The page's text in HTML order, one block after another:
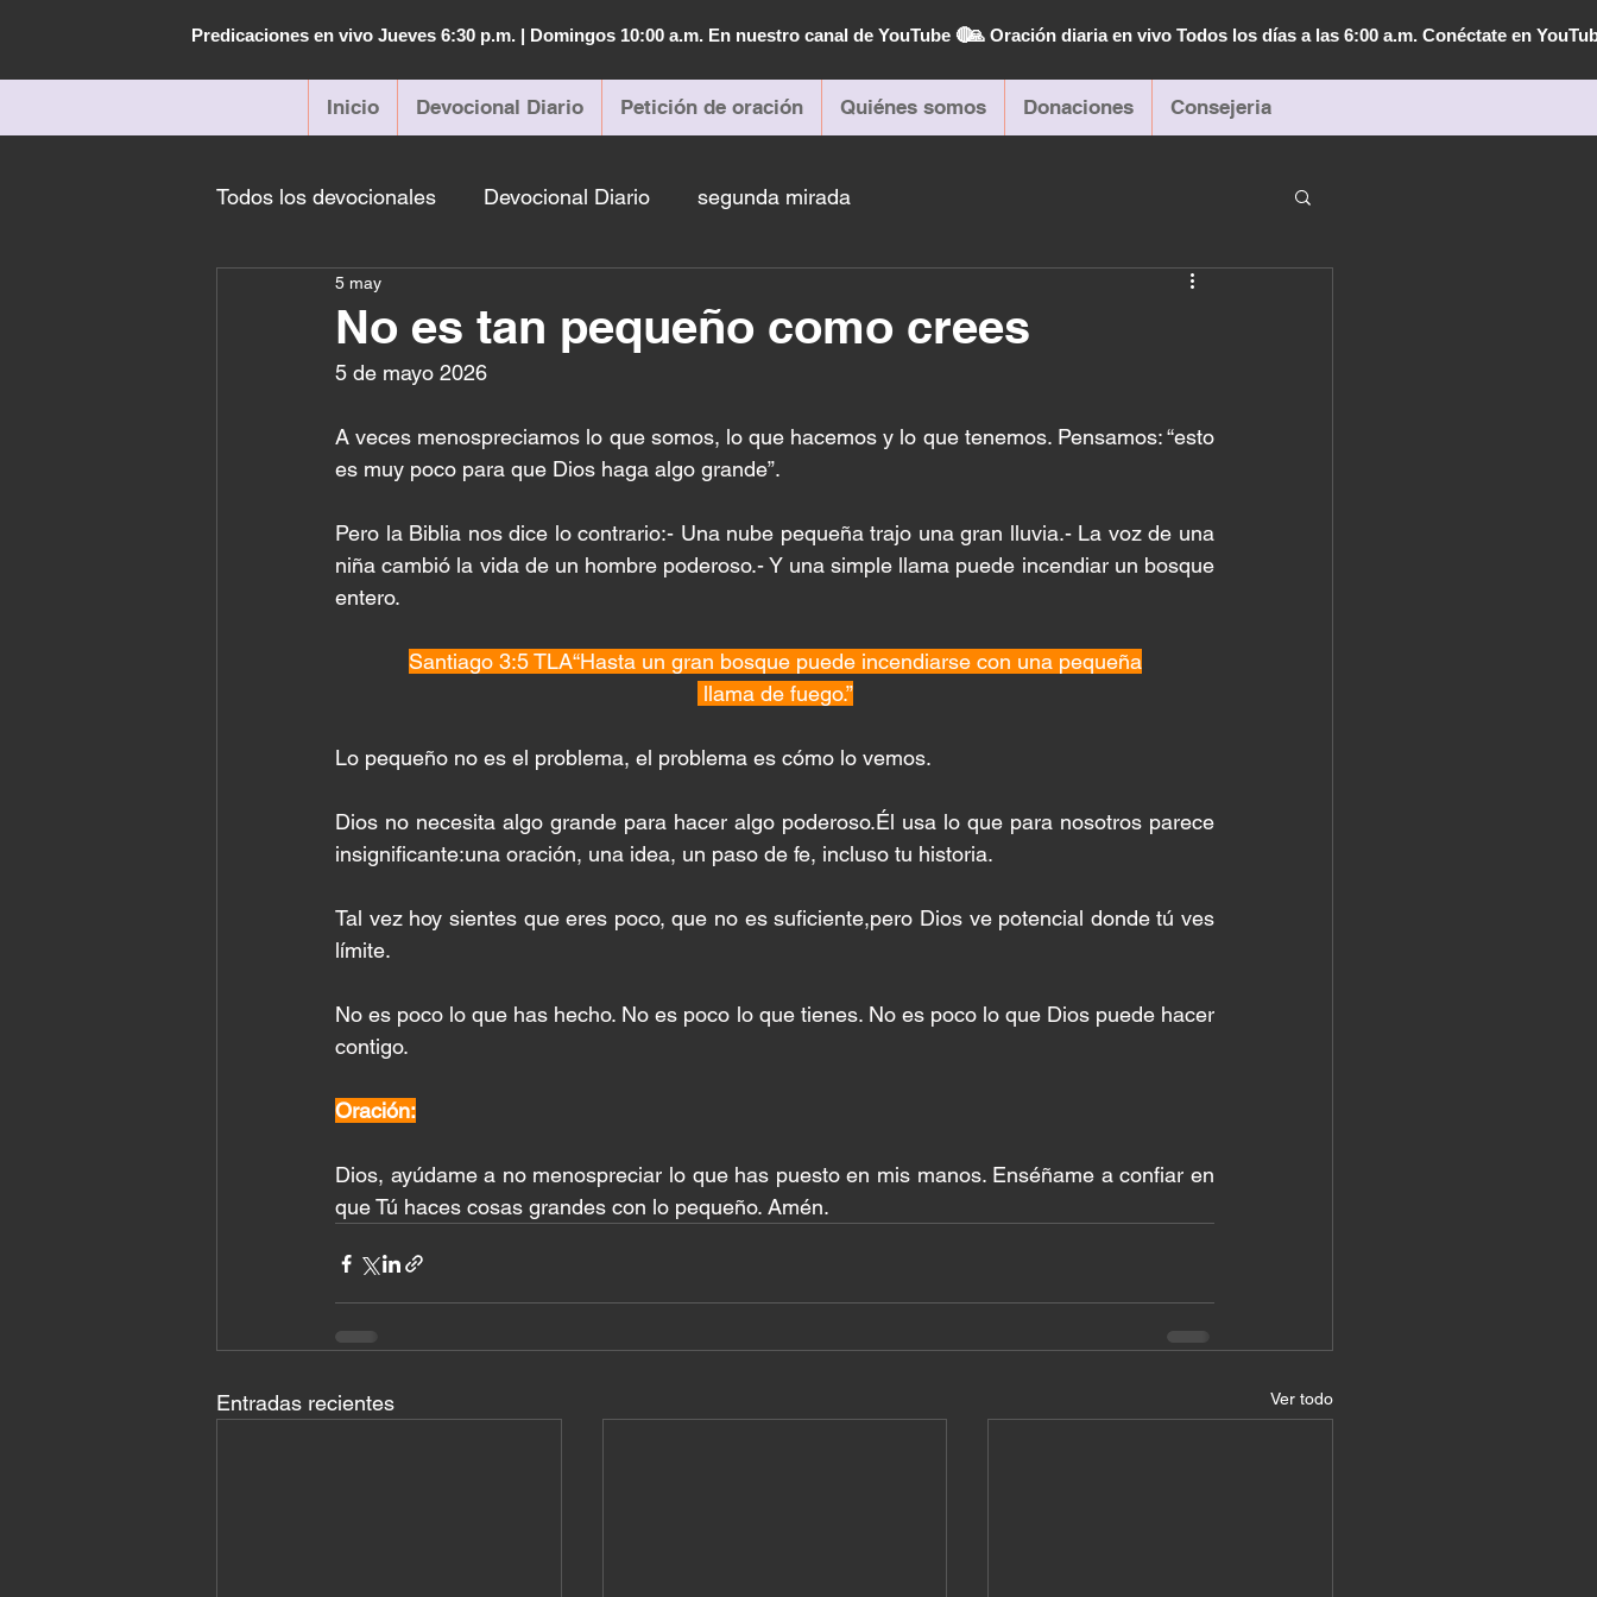
Predicaciones en vivo Jueves 6:30 p.m. | Domingos 10:00 a.m. En nuestro canal de YouTube 🔴🙏 Oración diaria en vivo Todos los días a las 6:00 a.m. Conéctate en
Inicio Devocional Diario Petición de oración Quiénes somos Donaciones Consejeria
Todos los devocionales Devocional Diario segunda mirada
No es tan pequeño como crees
5 may
5 de mayo 2026
A veces menospreciamos lo que somos, lo que hacemos y lo que tenemos. Pensamos: “esto
es muy poco para que Dios haga algo grande”.
Pero la Biblia nos dice lo contrario:- Una nube pequeña trajo una gran lluvia.- La voz de una
niña cambió la vida de un hombre poderoso.- Y una simple llama puede incendiar un bosque
entero.
Santiago 3:5 TLA“Hasta un gran bosque puede incendiarse con una pequeña
llama de fuego.”
Lo pequeño no es el problema, el problema es cómo lo vemos.
Dios no necesita algo grande para hacer algo poderoso.Él usa lo que para nosotros parece
insignificante:una oración, una idea, un paso de fe, incluso tu historia.
Tal vez hoy sientes que eres poco, que no es suficiente,pero Dios ve potencial donde tú ves
límite.
No es poco lo que has hecho. No es poco lo que tienes. No es poco lo que Dios puede hacer
contigo.
Oración:
Dios, ayúdame a no menospreciar lo que has puesto en mis manos. Enséñame a confiar en
que Tú haces cosas grandes con lo pequeño. Amén.
Entradas recientes Ver todo